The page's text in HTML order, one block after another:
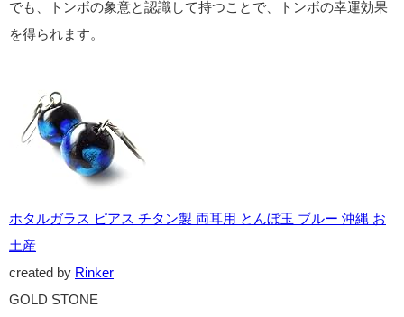
でも、トンボの象意と認識して持つことで、トンボの幸運効果
を得られます。
ホタルガラス ピアス チタン製 両耳用 とんぼ玉 ブルー 沖縄 お
土産
created by Rinker
GOLD STONE